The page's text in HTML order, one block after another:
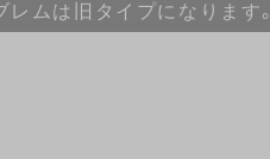
レムは旧タイプになります。